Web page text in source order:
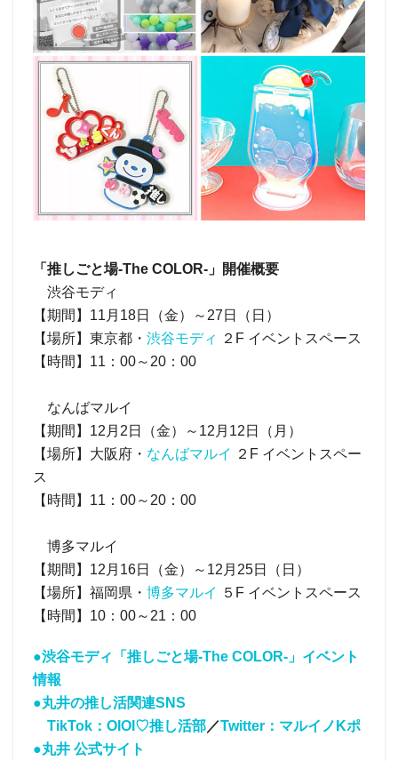
「推しごと場-The COLOR-」開催概要
渋谷モディ
【期間】11月18日（金）～27日（日）
【場所】東京都・ 渋谷モディ
２F イベントスペース
【時間】11：00～20：00
なんばマルイ
【期間】12月2日（金）～12月12日（月）
【場所】大阪府・ なんばマルイ
２F イベントスペー
ス
【時間】11：00～20：00
博多マルイ
【期間】12月16日（金）～12月25日（日）
【場所】福岡県・ 博多マルイ
５F イベントスペース
【時間】10：00～21：00
●渋谷モディ「推しごと場-The COLOR-」イベント
情報
●丸井の推し活関連SNS
TikTok：OIOI♡推し活部／Twitter：マルイノKポ
●丸井 公式サイト